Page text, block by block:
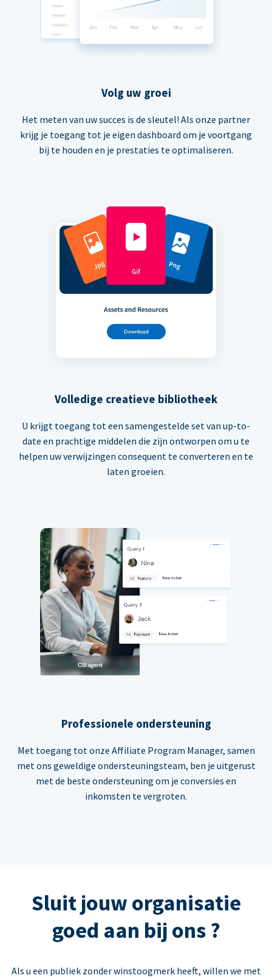
Volg uw groei
Het meten van uw succes is de sleutel! Als onze partner
krijg je toegang tot je eigen dashboard om je voortgang
bij te houden en je prestaties te optimaliseren.
Volledige creatieve bibliotheek
U krijgt toegang tot een samengestelde set van up-to-
date en prachtige middelen die zijn ontworpen om u te
helpen uw verwijzingen consequent te converteren en te
laten groeien.
Professionele ondersteuning
Met toegang tot onze Affiliate Program Manager, samen
met ons geweldige ondersteuningsteam, ben je uitgerust
met de beste ondersteuning om je conversies en
inkomsten te vergroten.
Sluit jouw organisatie
goed aan bij ons ?
Als u een publiek zonder winstoogmerk heeft, willen we met